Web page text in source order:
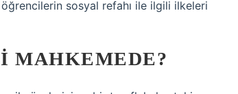
öğrencilerin sosyal refahı ile ilgili ilkeleri
MAHKEMEDE?